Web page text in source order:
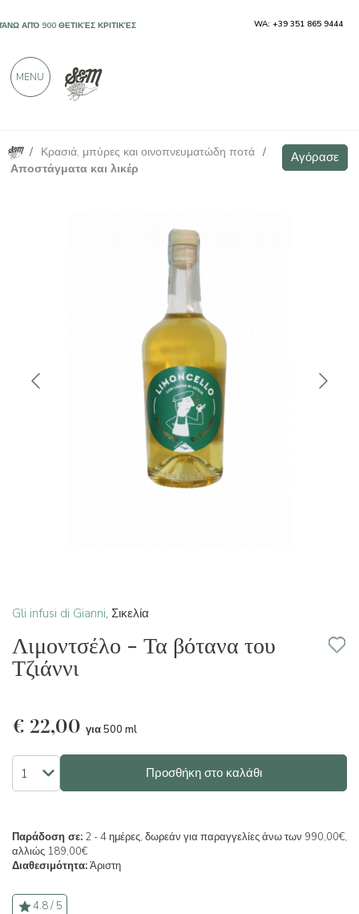
/ Κρασιά, μπύρες και οινοπνευματώδη ποτά /
Αποστάγματα και λικέρ
Αγόρασε
Gli infusi di Gianni, Σικελία
Λιμοντσέλο - Τα βότανα του
Τζιάννι
€ 22,00 για 500 ml
Προσθήκη στο καλάθι
Παράδοση σε: 2 - 4 ημέρες, δωρεάν για παραγγελίες άνω των 990,00€,
αλλιώς 189,00€
Διαθεσιμότητα:Άριστη
4.8 / 5
Λιμοντσέλο - Τα βότανα του Τζιάννι Αγόρασε
ΑΠΌ 900 ΘΕΤΙΚΈΣ ΚΡΙΤΙΚΈΣ WA: +39 351 865 9444
MENU